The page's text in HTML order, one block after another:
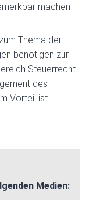
machen.
Thema der
benötigen zur
Steuerrecht
des
Vorteil ist.
Medien: